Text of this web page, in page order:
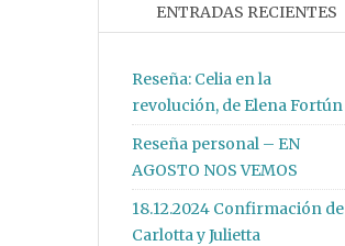
ENTRADAS RECIENTES
Reseña: Celia en la
revolución, de Elena Fortún
Reseña personal – EN
AGOSTO NOS VEMOS
18.12.2024 Confirmación de
Carlotta y Julietta